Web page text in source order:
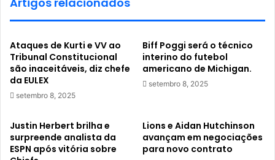
Ataques de Kurti e VV ao
Tribunal Constitucional
são inaceitáveis, diz chefe
da EULEX
setembro 8, 2025
Biff Poggi será o técnico
interino do futebol
americano de Michigan.
setembro 8, 2025
Justin Herbert brilha e
surpreende analista da
ESPN após vitória sobre
Lions e Aidan Hutchinson
avançam em negociações
para novo contrato